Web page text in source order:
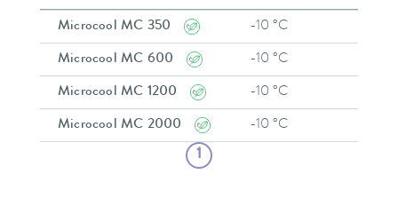
Microcool MC 350 -10 °C
Microcool MC 600 -10 °C
Microcool MC 1200 -10 °C
Microcool MC 2000 -10 °C
1